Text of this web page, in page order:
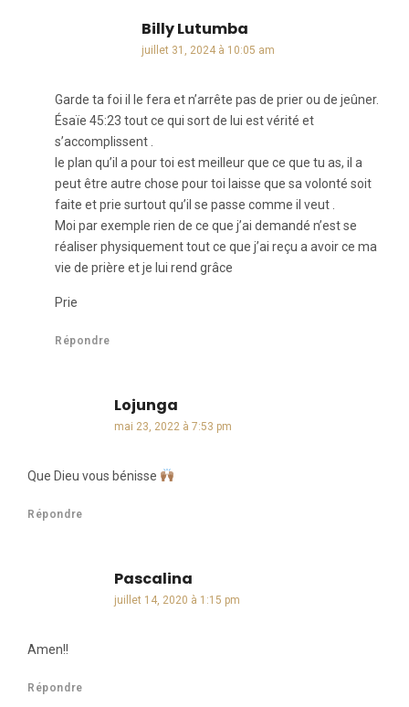
Billy Lutumba
juillet 31, 2024 à 10:05 am
Garde ta foi il le fera et n’arrête pas de prier ou de jeûner.
Ésaïe 45:23 tout ce qui sort de lui est vérité et
s’accomplissent .
le plan qu’il a pour toi est meilleur que ce que tu as, il a
peut être autre chose pour toi laisse que sa volonté soit
faite et prie surtout qu’il se passe comme il veut .
Moi par exemple rien de ce que j’ai demandé n’est se
réaliser physiquement tout ce que j’ai reçu a avoir ce ma
vie de prière et je lui rend grâce
Prie
Répondre
Lojunga
mai 23, 2022 à 7:53 pm
Que Dieu vous bénisse
Répondre
Pascalina
juillet 14, 2020 à 1:15 pm
Amen!!
Répondre